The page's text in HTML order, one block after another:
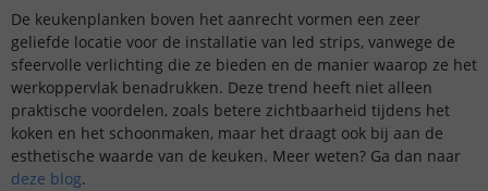
De keukenplanken boven het aanrecht vormen een zeer
geliefde locatie voor de installatie van led strips, vanwege de
sfeervolle verlichting die ze bieden en de manier waarop ze het
werkoppervlak benadrukken. Deze trend heeft niet alleen
praktische voordelen, zoals betere zichtbaarheid tijdens het
koken en het schoonmaken, maar het draagt ook bij aan de
esthetische waarde van de keuken. Meer weten? Ga dan naar
deze blog.